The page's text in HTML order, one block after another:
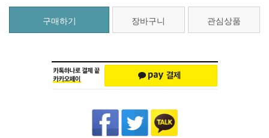
구매하기 장바구니 관심상품